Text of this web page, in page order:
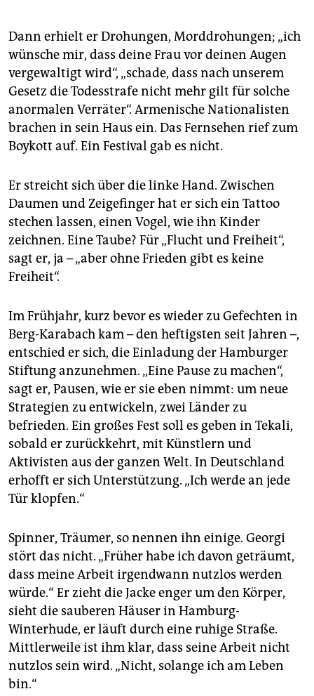
Dann erhielt er Drohungen, Morddrohungen; „ich
wünsche mir, dass deine Frau vor deinen Augen
vergewaltigt wird“, „schade, dass nach unserem
Gesetz die Todesstrafe nicht mehr gilt für solche
anormalen Verräter“. Armenische Nationalisten
brachen in sein Haus ein. Das Fernsehen rief zum
Boykott auf. Ein Festival gab es nicht.
Er streicht sich über die linke Hand. Zwischen
Daumen und Zeigefinger hat er sich ein Tattoo
stechen lassen, einen Vogel, wie ihn Kinder
zeichnen. Eine Taube? Für „Flucht und Freiheit“,
sagt er, ja – „aber ohne Frieden gibt es keine
Freiheit“.
Im Frühjahr, kurz bevor es wieder zu Gefechten in
Berg-Karabach kam – den heftigsten seit Jahren –,
entschied er sich, die Einladung der Hamburger
Stiftung anzunehmen. „Eine Pause zu machen“,
sagt er, Pausen, wie er sie eben nimmt: um neue
Strategien zu entwickeln, zwei Länder zu
befrieden. Ein großes Fest soll es geben in Tekali,
sobald er zurückkehrt, mit Künstlern und
Aktivisten aus der ganzen Welt. In Deutschland
erhofft er sich Unterstützung. „Ich werde an jede
Tür klopfen.“
Spinner, Träumer, so nennen ihn einige. Georgi
stört das nicht. „Früher habe ich davon geträumt,
dass meine Arbeit irgendwann nutzlos werden
würde.“ Er zieht die Jacke enger um den Körper,
sieht die sauberen Häuser in Hamburg-
Winterhude, er läuft durch eine ruhige Straße.
Mittlerweile ist ihm klar, dass seine Arbeit nicht
nutzlos sein wird. „Nicht, solange ich am Leben
bin.“